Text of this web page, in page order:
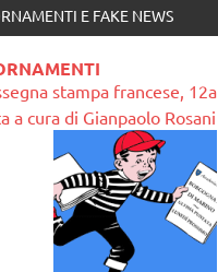
E FAKE NEWS
stampa francese, 12a
a cura di Gianpaolo Rosani